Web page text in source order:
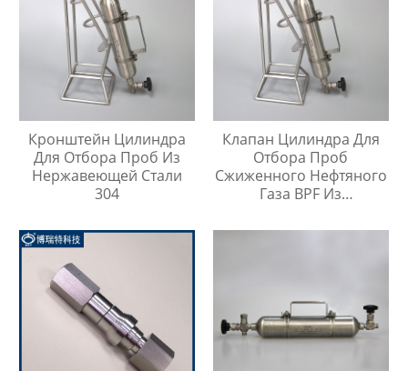
Кронштейн Цилиндра
Для Отбора Проб Из
Нержавеющей Стали
304
Клапан Цилиндра Для
Отбора Проб
Сжиженного Нефтяного
Газа BPF Из